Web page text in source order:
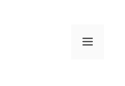
Menu